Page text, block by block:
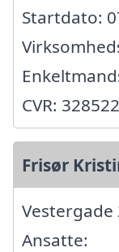
Startdato:
CVR:
Frisør
Vestergade
Ansatte: